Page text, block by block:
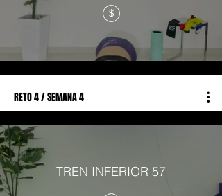
$
RETO 4 / SEMANA 4
TREN INFERIOR 57